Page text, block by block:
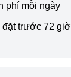
phí mỗi ngày
trước 72 giờ